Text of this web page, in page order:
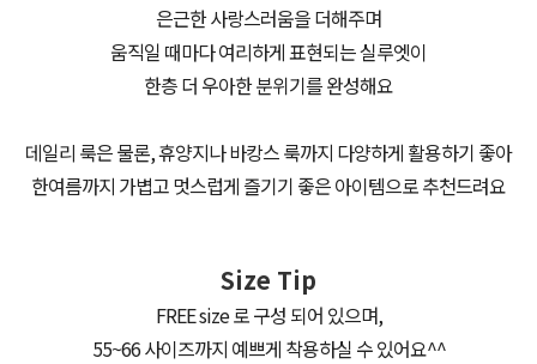
은근한 사랑스러움을 더해주며
움직일 때마다 여리하게 표현되는 실루엣이
한층 더 우아한 분위기를 완성해요
데일리 룩은 물론, 휴양지나 바캉스 룩까지 다양하게 활용하기 좋아
한여름까지 가볍고 멋스럽게 즐기기 좋은 아이템으로 추천드려요
Size Tip
FREE size 로 구성 되어 있으며,
55~66 사이즈까지 예쁘게 착용하실 수 있어요^^